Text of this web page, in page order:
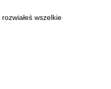
wszelkie